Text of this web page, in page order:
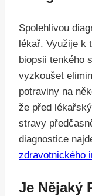
Spolehlivou
lékař. Využije k
biopsii tenkého
vyzkoušet
potraviny na
že před
stravy
diagnostice
zdravotnického
Je Nějaký